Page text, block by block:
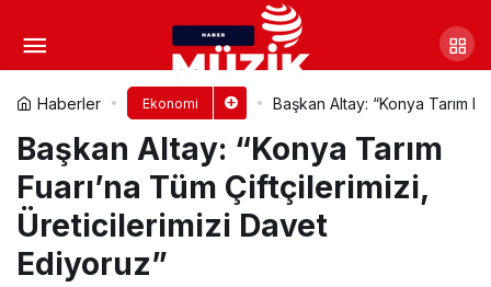
Haberler Ekonomi Başkan Altay: “Konya Tarım
Başkan Altay: “Konya Tarım
Fuarı’na Tüm Çiftçilerimizi,
Üreticilerimizi Davet
Ediyoruz”
Forbes Türkiye’nin Merakla
Beklenen En Zengin 100 Türk Listesi
Açıklandı
Yorum Yap